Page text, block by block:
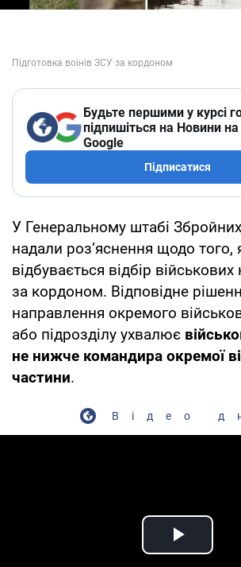
Будьте першими у курсі
підпишіться на Новини на
Google
Підписатися
У Генеральному штабі
надали розʼяснення щодо того,
відбувається відбір
за кордоном. Відповідне
направлення окремого
або підрозділу ухвалює
не нижче командира окремої
частини.
Відео
Play